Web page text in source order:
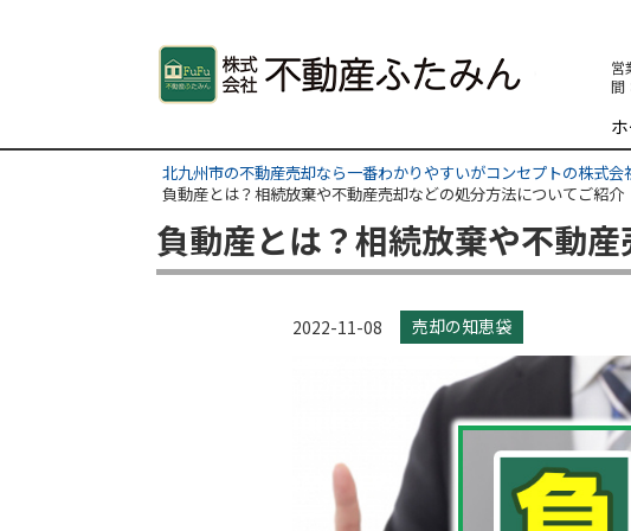
営
間
北九州市の不動産売却なら一番わかりやすいがコンセプトの株式会
負動産とは？相続放棄や不動産売却などの処分方法についてご紹介
負動産とは？相続放棄や不動
2022-11-08 売却の知恵袋